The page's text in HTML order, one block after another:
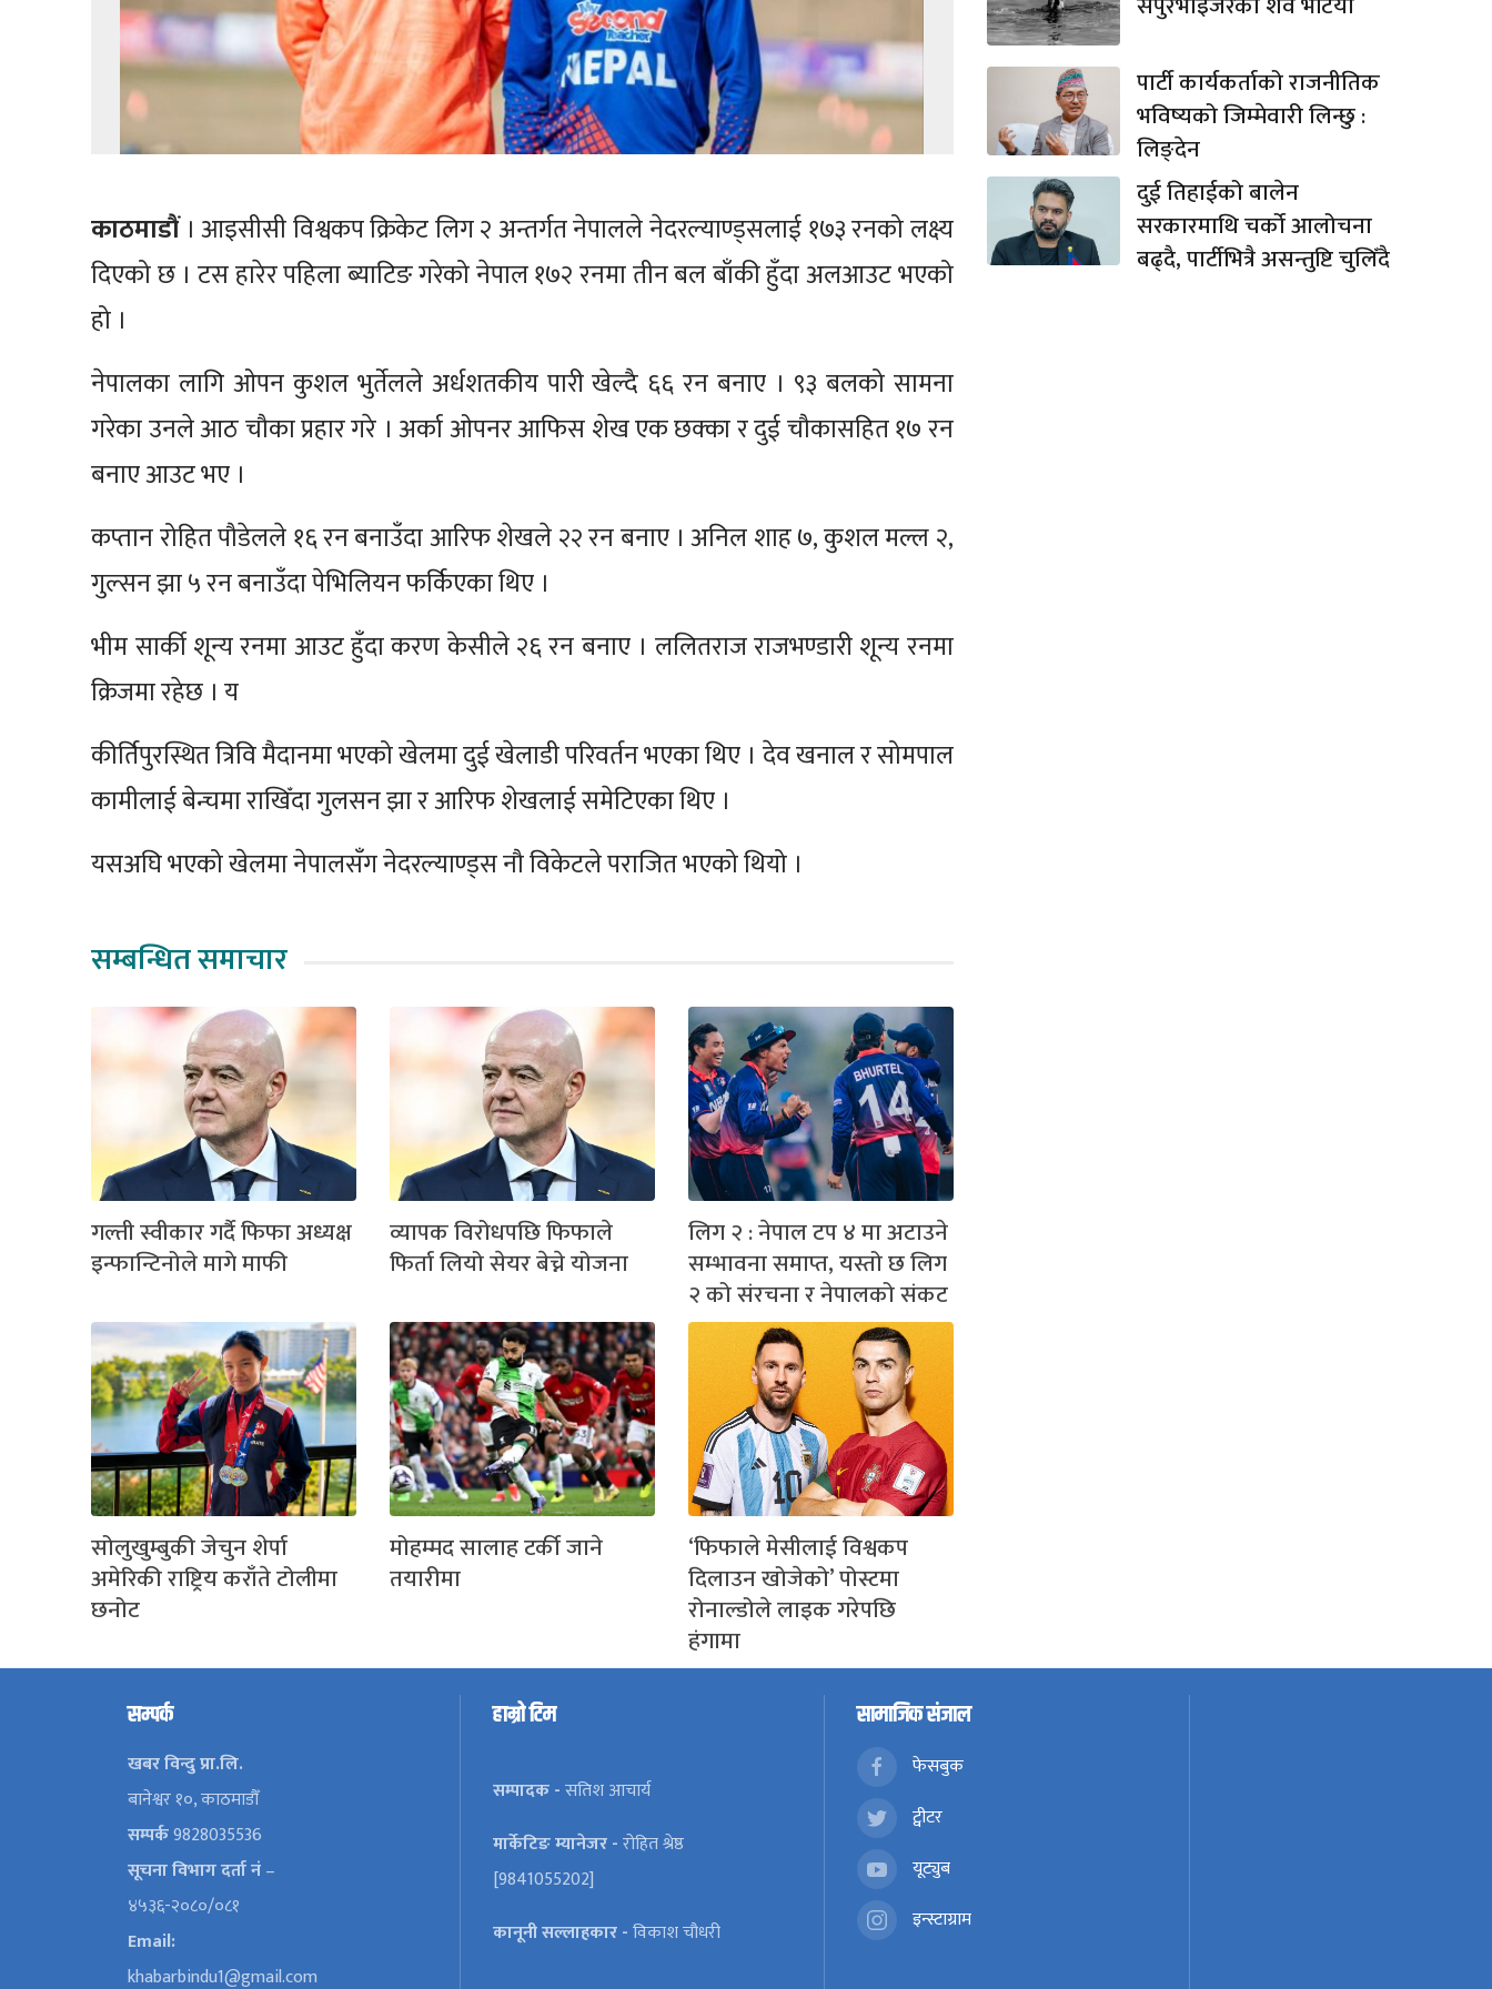
काठमाडौं। आइसीसी विश्वकप क्रिकेट लिग २ अन्तर्गत नेपालले नेदरल्याण्ड्सलाई १७३ रनको लक्ष्य
दिएको छ । टस हारेर पहिला ब्याटिङ गरेको नेपाल १७२ रनमा तीन बल बाँकी हुँदा अलआउट भएको
हो ।
नेपालका लागि ओपन कुशल भुर्तेलले अर्धशतकीय पारी खेल्दै ६६ रन बनाए । ९३ बलको सामना
गरेका उनले आठ चौका प्रहार गरे । अर्का ओपनर आफिस शेख एक छक्का र दुई चौकासहित १७ रन
बनाए आउट भए ।
कप्तान रोहित पौडेलले १६ रन बनाउँदा आरिफ शेखले २२ रन बनाए । अनिल शाह ७, कुशल मल्ल २,
गुल्सन झा ५ रन बनाउँदा पेभिलियन फर्किएका थिए ।
भीम सार्की शून्य रनमा आउट हुँदा करण केसीले २६ रन बनाए । ललितराज राजभण्डारी शून्य रनमा
क्रिजमा रहेछ । य
कीर्तिपुरस्थित त्रिवि मैदानमा भएको खेलमा दुई खेलाडी परिवर्तन भएका थिए । देव खनाल र सोमपाल
कामीलाई बेन्चमा राखिँदा गुलसन झा र आरिफ शेखलाई समेटिएका थिए ।
यसअघि भएको खेलमा नेपालसँग नेदरल्याण्ड्स नौ विकेटले पराजित भएको थियो ।
सम्बन्धित समाचार
गल्ती स्वीकार गर्दै फिफा अध्यक्ष
इन्फान्टिनोले मागे माफी
व्यापक विरोधपछि फिफाले
फिर्ता लियो सेयर बेच्ने योजना
लिग २ : नेपाल टप ४ मा अटाउने
सम्भावना समाप्त, यस्तो छ लिग
२ को संरचना र नेपालको संकट
सोलुखुम्बुकी जेचुन शेर्पा
अमेरिकी राष्ट्रिय कराँते टोलीमा
छनोट
मोहम्मद सालाह टर्की जाने
तयारीमा
‘फिफाले मेसीलाई विश्वकप
दिलाउन खोजेको’ पोस्टमा
रोनाल्डोले लाइक गरेपछि
हंगामा
पार्टी कार्यकर्ताको राजनीतिक
भविष्यको जिम्मेवारी लिन्छु :
लिङ्देन
दुई तिहाईको बालेन
सरकारमाथि चर्को आलोचना
बढ्दै, पार्टीभित्रै असन्तुष्टि चुलिँदै
सम्पर्क
खबर विन्दु प्रा.लि.
बानेश्वर १०, काठमाडौँ
सम्पर्क9828035536
सूचना विभाग दर्ता नं–
४५३६-२०८०/०८१
Email:
khabarbindu1@gmail.com
हाम्रो टिम
सम्पादक -सतिश आचार्य
मार्केटिङ म्यानेजर -रोहित श्रेष्ठ
[9841055202]
कानूनी सल्लाहकार -विकाश चौधरी
सामाजिक संजाल
फेसबुक
ट्वीटर
यूट्युब
इन्स्टाग्राम